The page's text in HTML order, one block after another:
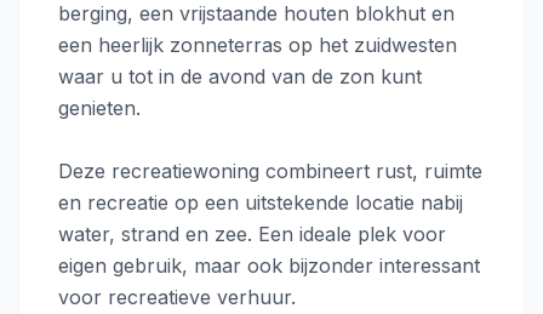
berging, een vrijstaande houten blokhut en
een heerlijk zonneterras op het zuidwesten
waar u tot in de avond van de zon kunt
genieten.
Deze recreatiewoning combineert rust, ruimte
en recreatie op een uitstekende locatie nabij
water, strand en zee. Een ideale plek voor
eigen gebruik, maar ook bijzonder interessant
voor recreatieve verhuur.